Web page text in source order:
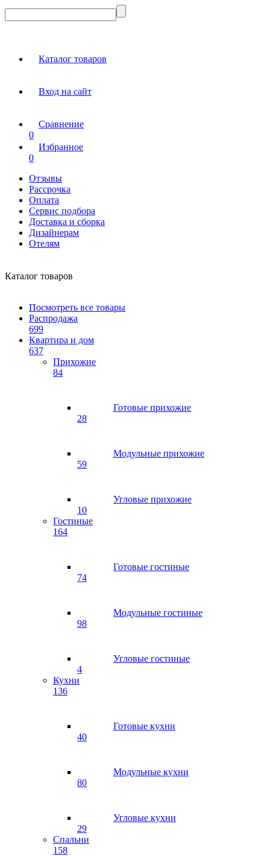
Каталог товаров
Вход на сайт
Сравнение
0
Избранное
0
Отзывы
Рассрочка
Оплата
Сервис подбора
Доставка и сборка
Дизайнерам
Отелям
Каталог товаров
Посмотреть все товары
Распродажа
699
Квартира и дом
637
Прихожие
84
Готовые прихожие
28
Модульные прихожие
59
Угловые прихожие
10
Гостиные
164
Готовые гостиные
74
Модульные гостиные
98
Угловые гостиные
4
Кухни
136
Готовые кухни
40
Модульные кухни
80
Угловые кухни
29
Спальни
158